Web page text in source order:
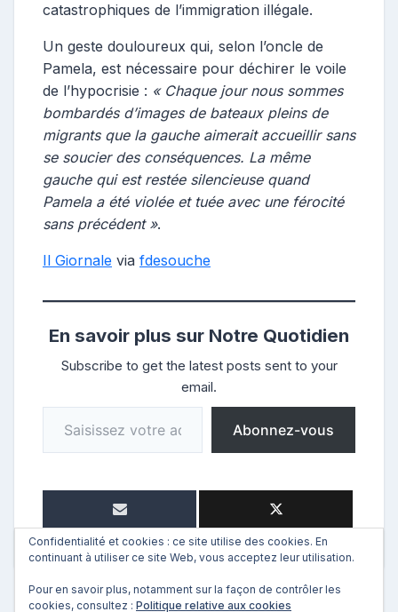
catastrophiques de l’immigration illégale.
Un geste douloureux qui, selon l’oncle de
Pamela, est nécessaire pour déchirer le voile
de l’hypocrisie : « Chaque jour nous sommes
bombardés d’images de bateaux pleins de
migrants que la gauche aimerait accueillir sans
se soucier des conséquences. La même
gauche qui est restée silencieuse quand
Pamela a été violée et tuée avec une férocité
sans précédent ».
Il Giornale via fdesouche
En savoir plus sur Notre Quotidien
Subscribe to get the latest posts sent to your
email.
Saisissez votre adresse e-mail…
Abonnez-vous
Confidentialité et cookies : ce site utilise des cookies. En
continuant à utiliser ce site Web, vous acceptez leur utilisation.
Pour en savoir plus, notamment sur la façon de contrôler les
cookies, consultez : Politique relative aux cookies